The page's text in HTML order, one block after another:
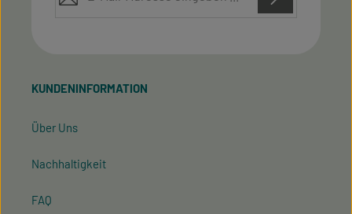
mit ihnen einverstanden.
KUNDENINFORMATION
Über Uns
Nachhaltigkeit
FAQ